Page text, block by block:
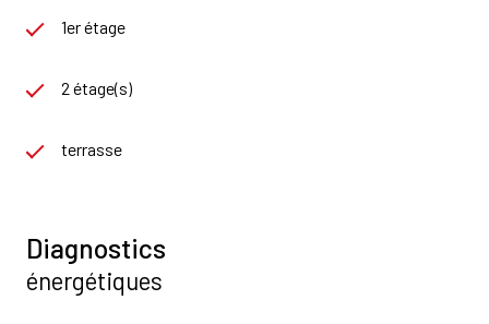
1er étage
2 étage(s)
terrasse
Diagnostics
énergétiques